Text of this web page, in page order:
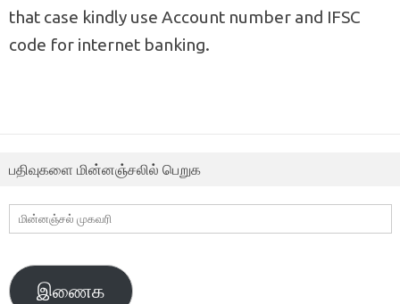
that case kindly use Account number and IFSC
code for internet banking.
பதிவுகளை மின்னஞ்சலில் பெறுக
மின்னஞ்சல்
முகவரி
இணைக